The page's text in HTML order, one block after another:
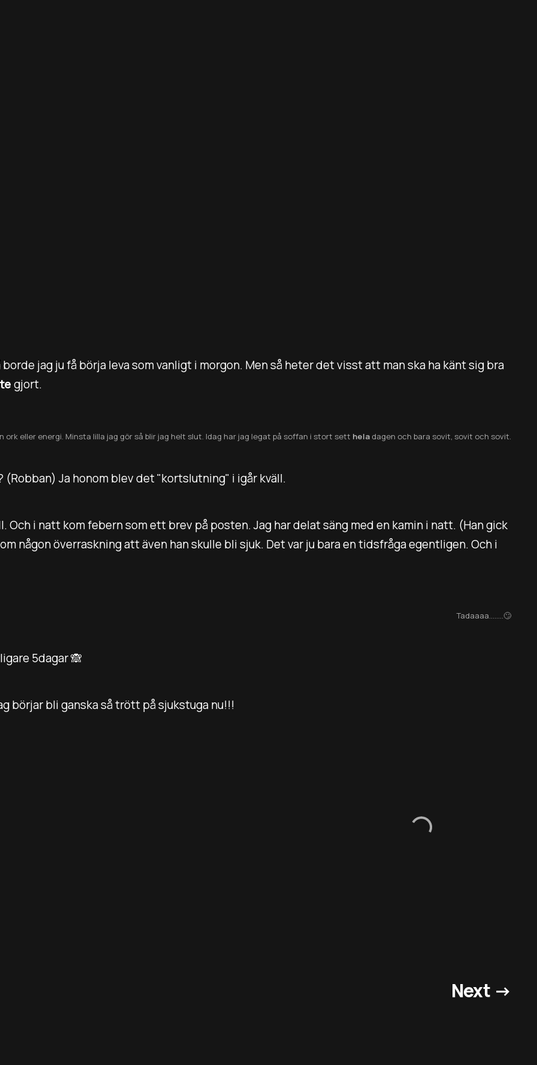
borde jag ju få börja leva som vanligt i morgon. Men så heter det visst att man ska ha känt sig bra
gjort.
ork eller energi. Minsta lilla jag gör så blir jag helt slut. Idag har jag legat på soffan i stort sett hela dagen och bara sovit, sovit och sovit.
Ja honom blev det "kortslutning" i igår kväll.
Och i natt kom febern som ett brev på posten. Jag har delat säng med en kamin i natt. (Han gick
någon överraskning att även han skulle bli sjuk. Det var ju bara en tidsfråga egentligen. Och i
Tadaaaa........🙄
5dagar 🙈
börjar bli ganska så trött på sjukstuga nu!!!
Next →